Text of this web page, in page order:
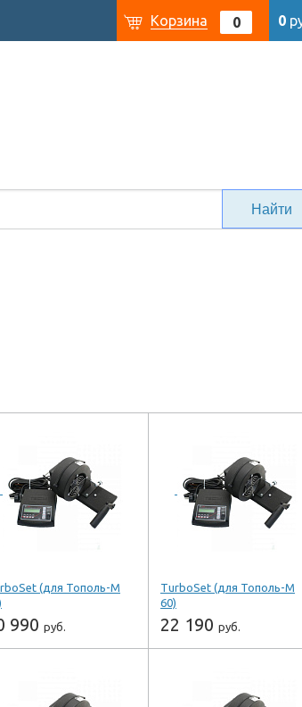
Корзина 0 0
(для Тополь-М
990 руб.
+ шт
TurboSet (для Тополь-М
60)
22 190 руб.
- + шт